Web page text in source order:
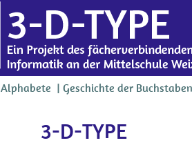
Alphabete Geschichte der Buchstaben
3-D-TYPE